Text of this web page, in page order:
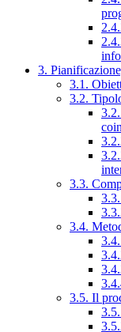
3.
3.1.
3.2.
3.3.
3.4.
3.5. Il